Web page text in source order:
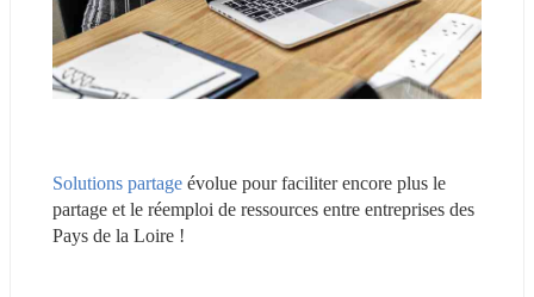
Solutions partage évolue pour faciliter encore plus le
partage et le réemploi de ressources entre entreprises des
Pays de la Loire !